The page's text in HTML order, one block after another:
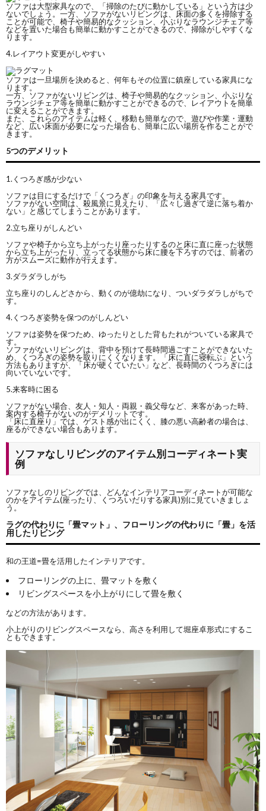
ソファは大型家具なので、「掃除のたびに動かしている」という方は少
ないでしょう。一方、ソファがないリビングは、床面の多くを掃除する
ことが可能で、椅子や簡易的なクッション、小ぶりなラウンジチェア等
などを置いた場合も簡単に動かすことができるので、掃除がしやすくな
ります。
4.レイアウト変更がしやすい
ソファは一旦場所を決めると、何年もその位置に鎮座している家具にな
ります。
一方、ソファがないリビングは、椅子や簡易的なクッション、小ぶりな
ラウンジチェア等を簡単に動かすことができるので、レイアウトを簡単
に変えることができます。
また、これらのアイテムは軽く、移動も簡単なので、遊びや作業・運動
など、広い床面が必要になった場合も、簡単に広い場所を作ることがで
きます。
5つのデメリット
1.くつろぎ感が少ない
ソファは目にするだけで「くつろぎ」の印象を与える家具です。
ソファがない空間は、殺風景に見えたり、「広々し過ぎて逆に落ち着か
ない」と感じてしまうことがあります。
2.立ち座りがしんどい
ソファや椅子から立ち上がったり座ったりするのと床に直に座った状態
から立ち上がったり、立ってる状態から床に腰を下ろすのでは、前者の
方がスムーズに動作が行えます。
3.ダラダラしがち
立ち座りのしんどさから、動くのが億劫になり、ついダラダラしがちで
す。
4.くつろぎ姿勢を保つのがしんどい
ソファは姿勢を保つため、ゆったりとした背もたれがついている家具で
す。
ソファがないリビングは、背中を預けて長時間過ごすことができないた
め、くつろぎの姿勢を取りにくくなります。「床に直に寝転ぶ」という
方法もありますが、「床が硬くていたい」など、長時間のくつろぎには
向いていないです。
5.来客時に困る
ソファがない場合、友人・知人・両親・義父母など、来客があった時、
案内する椅子がないのがデメリットです。
「床に直座り」では、ゲスト感が出にくく、膝の悪い高齢者の場合は、
座るができない場合もあります。
ソファなしリビングのアイテム別コーディネート実
例
ソファなしのリビングでは、どんなインテリアコーディネートが可能な
のかをアイテム(座ったり、くつろいだりする家具)別に見ていきましょ
う。
ラグの代わりに「畳マット」、フローリングの代わりに「畳」を活
用したリビング
和の王道=畳を活用したインテリアです。
フローリングの上に、畳マットを敷く
リビングスペースを小上がりにして畳を敷く
などの方法があります。
小上がりのリビングスペースなら、高さを利用して堀座卓形式にするこ
ともできます。